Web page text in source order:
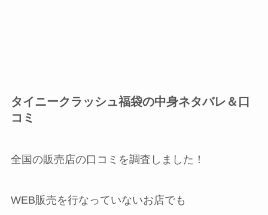
タイニークラッシュ福袋の中身ネタバレ＆口
コミ
全国の販売店の口コミを調査しました！
WEB販売を行なっていないお店でも